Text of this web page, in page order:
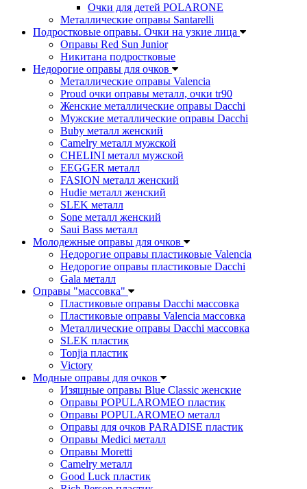
Очки для детей POLARONE
Металлические оправы Santarelli
Подростковые оправы. Очки на узкие лица
Оправы Red Sun Junior
Никитана подростковые
Недорогие оправы для очков
Металлические оправы Valencia
Proud очки оправы металл, очки tr90
Женские металлические оправы Dacchi
Мужские металлические оправы Dacchi
Buby металл женский
Camelry металл мужской
CHELINI металл мужской
EEGGER металл
FASION металл женский
Hudie металл женский
SLEK металл
Sone металл женский
Saui Bass металл
Молодежные оправы для очков
Недорогие оправы пластиковые Valencia
Недорогие оправы пластиковые Dacchi
Gala металл
Оправы "массовка"
Пластиковые оправы Dacchi массовка
Пластиковые оправы Valencia массовка
Металлические оправы Dacchi массовка
SLEK пластик
Tonjia пластик
Victory
Модные оправы для очков
Изящные оправы Blue Classic женские
Оправы POPULAROMEO пластик
Оправы POPULAROMEO металл
Оправы для очков PARADISE пластик
Оправы Medici металл
Оправы Moretti
Camelry металл
Good Luck пластик